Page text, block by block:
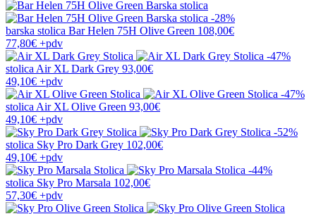
-28%
barska stolica Bar Helen 75H Olive Green 108,00€
77,80€ +pdv
-47%
stolicaAir XL Dark Grey 93,00€
49,10€ +pdv
-47%
stolicaAir XL Olive Green 93,00€
49,10€ +pdv
-52%
stolica Sky Pro Dark Grey 102,00€
49,10€ +pdv
-44%
stolica Sky Pro Marsala 102,00€
57,30€ +pdv